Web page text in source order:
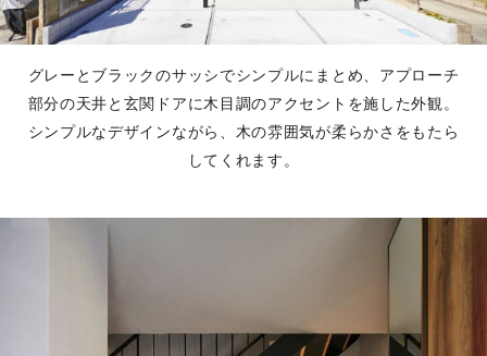
グレーとブラックのサッシでシンプルにまとめ、アプローチ
部分の天井と玄関ドアに木目調のアクセントを施した外観。
シンプルなデザインながら、木の雰囲気が柔らかさをもたら
してくれます。